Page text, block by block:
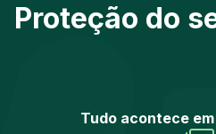
Proteção do
Tudo acontece